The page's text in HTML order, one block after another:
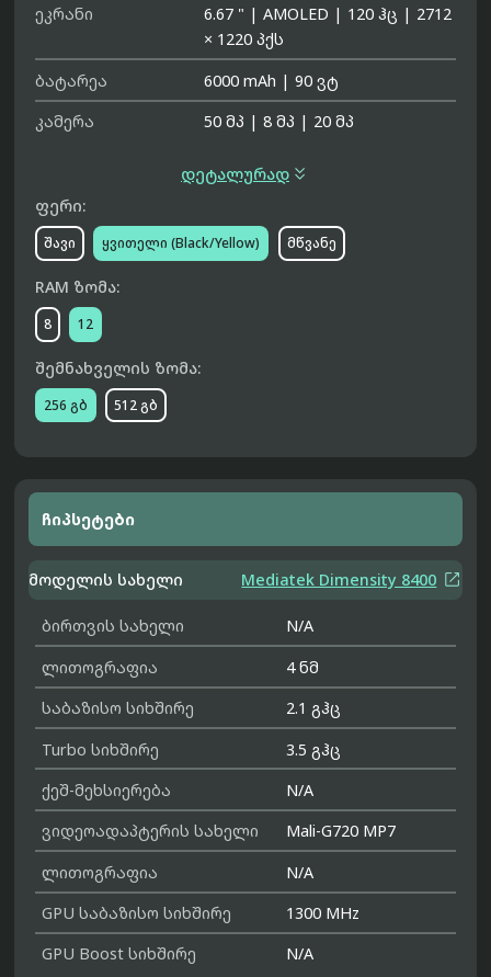
ეკრანი
6.67 " | AMOLED | 120 ჰც | 2712
× 1220 პქს
ბატარეა
6000 mAh | 90 ვტ
კამერა
50 მპ | 8 მპ | 20 მპ
დეტალურად 
ფერი:
შავი ყვითელი (Black/Yellow) მწვანე
RAM ზომა:
8 12
შემნახველის ზომა:
256 გბ 512 გბ
ჩიპსეტები
მოდელის სახელი Mediatek Dimensity 8400 
ბირთვის სახელი
N/A
ლითოგრაფია
4 ნმ
საბაზისო სიხშირე
2.1 გჰც
Turbo სიხშირე
3.5 გჰც
ქეშ-მეხსიერება
N/A
ვიდეოადაპტერის სახელი
Mali-G720 MP7
ლითოგრაფია
N/A
GPU საბაზისო სიხშირე
1300 MHz
GPU Boost სიხშირე
N/A